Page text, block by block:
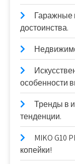
Гаражные
достоинства.
особенности
Тренды в
тенденции.
MIKO G10
копейки!